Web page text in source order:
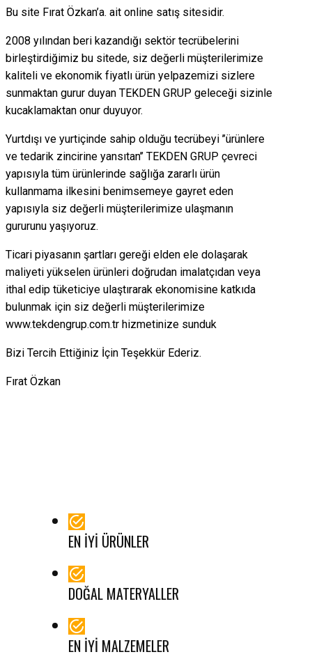
Bu site Fırat Özkan’a. ait online satış sitesidir.
2008 yılından beri kazandığı sektör tecrübelerini
birleştirdiğimiz bu sitede, siz değerli müşterilerimize
kaliteli ve ekonomik fiyatlı ürün yelpazemizi sizlere
sunmaktan gurur duyan TEKDEN GRUP geleceği sizinle
kucaklamaktan onur duyuyor.
Yurtdışı ve yurtiçinde sahip olduğu tecrübeyi ’’ürünlere
ve tedarik zincirine yansıtan’’ TEKDEN GRUP çevreci
yapısıyla tüm ürünlerinde sağlığa zararlı ürün
kullanmama ilkesini benimsemeye gayret eden
yapısıyla siz değerli müşterilerimize ulaşmanın
gururunu yaşıyoruz.
Ticari piyasanın şartları gereği elden ele dolaşarak
maliyeti yükselen ürünleri doğrudan imalatçıdan veya
ithal edip tüketiciye ulaştırarak ekonomisine katkıda
bulunmak için siz değerli müşterilerimize
www.tekdengrup.com.tr hizmetinize sunduk
Bizi Tercih Ettiğiniz İçin Teşekkür Ederiz.
Fırat Özkan
EN İYI ÜRÜNLER
DOĞAL MATERYALLER
EN İYI MALZEMELER